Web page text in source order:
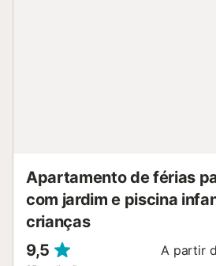
Apartamento de férias
com jardim e piscina
crianças
9,5
A partir